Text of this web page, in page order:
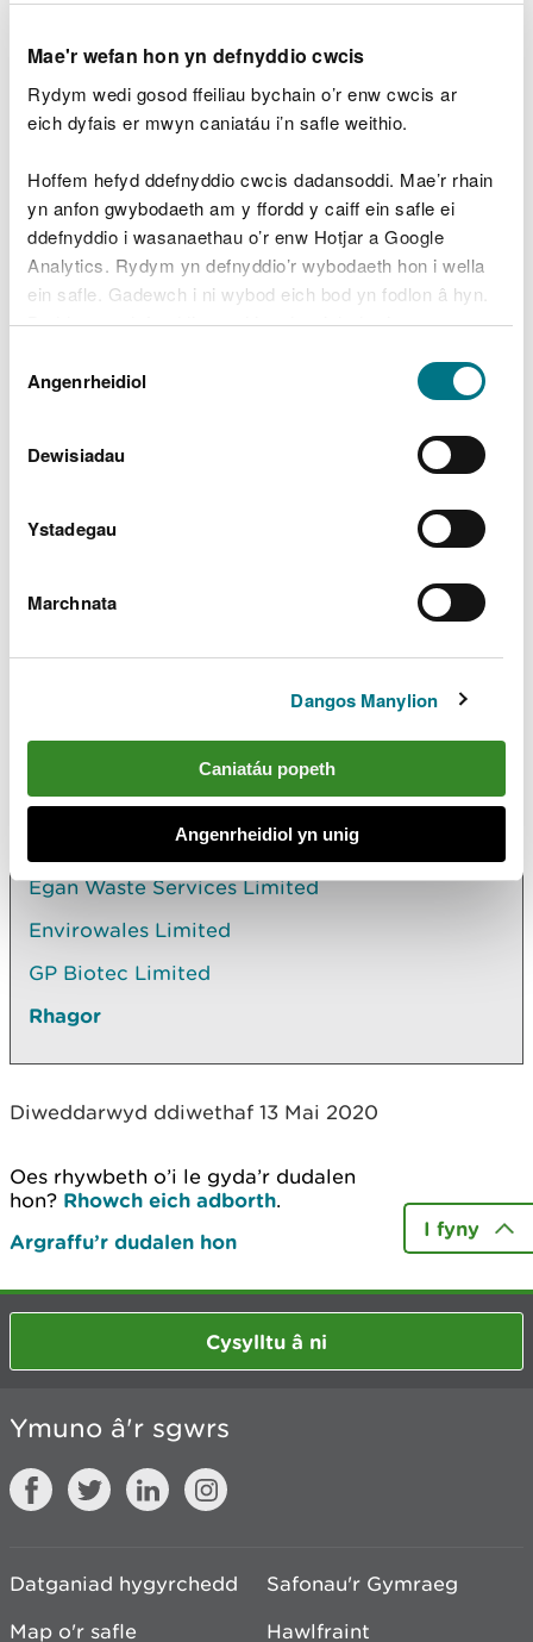
Mae'r wefan hon yn defnyddio cwcis
Rydym wedi gosod ffeiliau bychain o’r enw cwcis ar
eich dyfais er mwyn caniatáu i’n safle weithio.
Hoffem hefyd ddefnyddio cwcis dadansoddi. Mae’r rhain
yn anfon gwybodaeth am y ffordd y caiff ein safle ei
ddefnyddio i wasanaethau o’r enw Hotjar a Google
Analytics. Rydym yn defnyddio’r wybodaeth hon i wella
ein safle. Gadewch i ni wybod eich bod yn fodlon â hyn.
Byddwn yn defnyddio cwci i gadw eich dewis.
Gellirdarllen mwy am ein cwcis cyn i chi ddewis.
Caniatâd
Angenrheidiol
Dewisiadau
Ystadegau
Marchnata
Dangos Manylion
Caniatáu popeth
Angenrheidiol yn unig
Lleolir Uned C IST House yng Nghyfeirnod Grid
Cenedlaethol ST 14818 92870 ger Ystrad Mynach
yng Nghaerffili. Pwrpas y weithfa yw
gorchuddio/addasu arwyneb silica amorffaidd a
sylweddau.
Lawrlwythiadau dogfennau
cysylltiedig
Biotage V002 consol and var notice
PDF
Biotage V002 decision document
PDF
Archwilio mwy
Yn yr adran hon hefyd
Egan Waste Services Limited
Envirowales Limited
GP Biotec Limited
Rhagor
Diweddarwyd ddiwethaf 13 Mai 2020
Oes rhywbeth o’i le gyda’r dudalen
hon? Rhowch eich adborth.
Argraffu’r dudalen hon
I fyny
Cysylltu â ni
Ymuno â'r sgwrs
Datganiad hygyrchedd
Safonau'r Gymraeg
Map o'r safle
Hawlfraint